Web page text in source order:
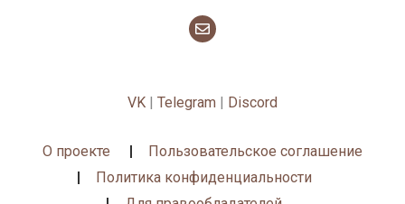
VK | Telegram | Discord
О проекте
Пользовательское соглашение
Политика конфиденциальности